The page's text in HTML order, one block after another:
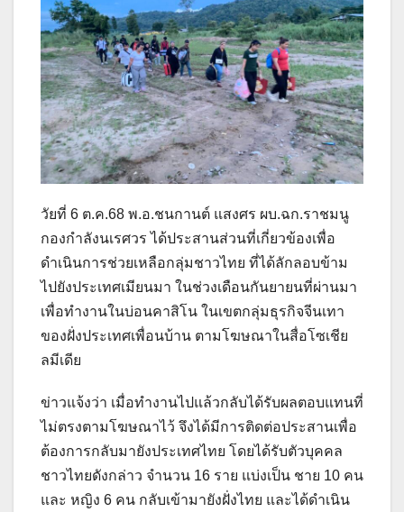
วัยที่ 6 ต.ค.68 พ.อ.ชนกานต์ แสงศร ผบ.ฉก.ราชมนู
กองกำลังนเรศวร ได้ประสานส่วนที่เกี่ยวข้องเพื่อ
ดำเนินการช่วยเหลือกลุ่มชาวไทย ที่ได้ลักลอบข้าม
ไปยังประเทศเมียนมา ในช่วงเดือนกันยายนที่ผ่านมา
เพื่อทำงานในบ่อนคาสิโน ในเขตกลุ่มธุรกิจจีนเทา
ของฝั่งประเทศเพื่อนบ้าน ตามโฆษณาในสื่อโซเชีย
ลมีเดีย
ข่าวแจ้งว่า เมื่อทำงานไปแล้วกลับได้รับผลตอบแทนที่
ไม่ตรงตามโฆษณาไว้ จึงได้มีการติดต่อประสานเพื่อ
ต้องการกลับมายังประเทศไทย โดยได้รับตัวบุคคล
ชาวไทยดังกล่าว จำนวน 16 ราย แบ่งเป็น ชาย 10 คน
และ หญิง 6 คน กลับเข้ามายังฝั่งไทย และได้ดำเนิน